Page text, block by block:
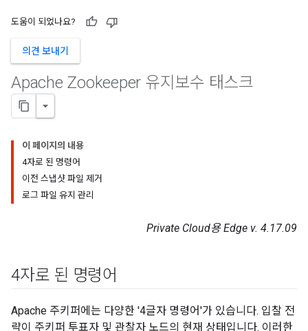
도움이 되었나요?
의견 보내기
Apache Zookeeper 유지보수 태스크
이 페이지의 내용
4자로 된 명령어
이전 스냅샷 파일 제거
로그 파일 유지 관리
Private Cloud용 Edge v. 4.17.09
4자로 된 명령어
Apache 주키퍼에는 다양한 '4글자 명령어'가 있습니다. 입찰 전
략이 주키퍼 투표자 및 관찰자 노드의 현재 상태입니다. 이러한